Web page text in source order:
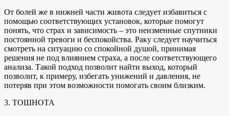
От болей же в нижней части живота следует избавиться с
помощью соответствующих установок, которые помогут
понять, что страх и зависимость – это неизменные спутники
постоянной тревоги и беспокойства. Раку следует научиться
смотреть на ситуацию со спокойной душой, принимая
решения не под влиянием страха, а после соответствующего
анализа. Такой подход позволит найти выход, который
позволит, к примеру, избегать унижений и давления, не
потеряв при этом возможности помогать своим близким.
3. ТОШНОТА